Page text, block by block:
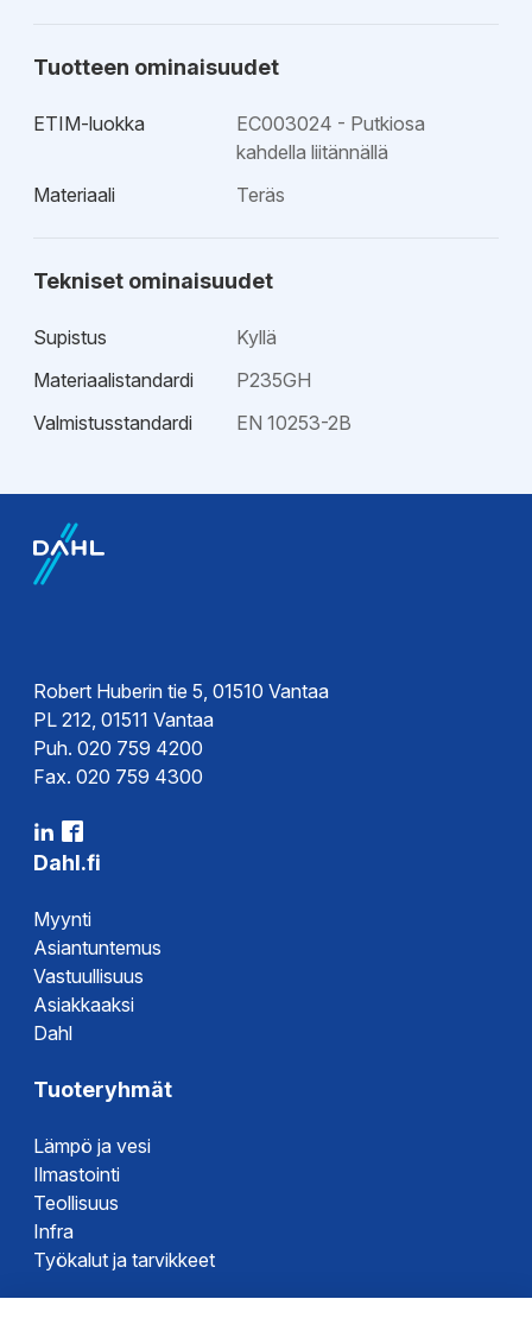
Tuotteen ominaisuudet
ETIM-luokka
EC003024 - Putkiosa
kahdella liitännällä
Materiaali
Teräs
Tekniset ominaisuudet
Supistus
Kyllä
Materiaalistandardi
P235GH
Valmistusstandardi
EN 10253-2B
EPD-
ympäristöseloste
Sertifikaatit
Sertifikaatit
Robert Huberin tie 5, 01510 Vantaa
PL 212, 01511 Vantaa
Puh. 020 759 4200
Fax. 020 759 4300
Dahl.fi
Myynti
Asiantuntemus
Vastuullisuus
Asiakkaaksi
Dahl
Tuoteryhmät
Lämpö ja vesi
Ilmastointi
Teollisuus
Infra
Työkalut ja tarvikkeet